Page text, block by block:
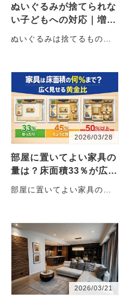
ぬいぐるみが捨てられな
い子どもへの対応｜増え
すぎたぬいぐるみの整理
方法
ぬいぐるみは捨てるもので
る方法があります。 ・・・
2026/03/28
部屋に置いてよい家具の
量は？床面積33％が広く
見える理由と45％の限界
部屋に置いてよい家具の量
い」「広く見・・・
2026/03/21